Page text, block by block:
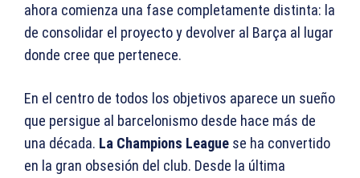
ahora comienza una fase completamente distinta: la
de consolidar el proyecto y devolver al Barça al lugar
donde cree que pertenece.
En el centro de todos los objetivos aparece un sueño
que persigue al barcelonismo desde hace más de
una década. La Champions League se ha convertido
en la gran obsesión del club. Desde la última